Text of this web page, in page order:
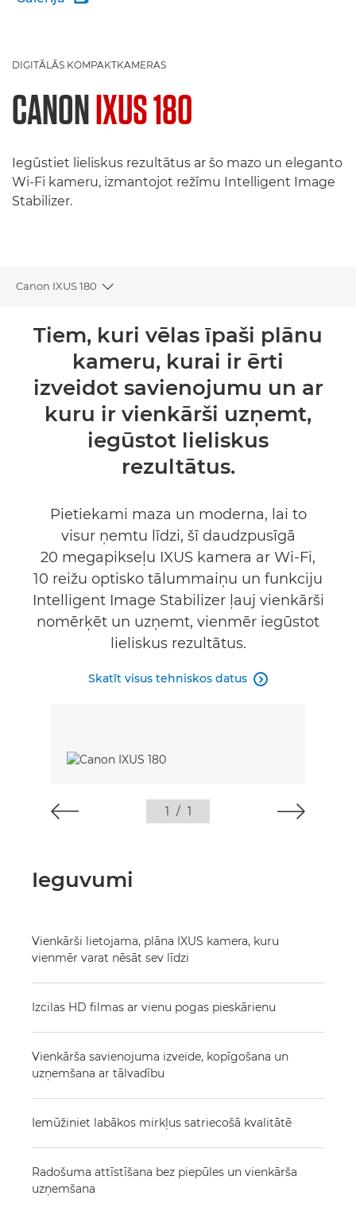
DIGITĀLĀS KOMPAKTKAMERAS
CANONIXUS 180
Iegūstiet lieliskus rezultātus ar šo mazo un eleganto
Wi-Fi kameru, izmantojot režīmu Intelligent Image
Stabilizer.
Canon IXUS 180
Toggle breadcrumbs
Pārskats
Tehniskie dati
Tiem, kuri vēlas īpaši plānu
kameru, kurai ir ērti
izveidot savienojumu un ar
kuru ir vienkārši uzņemt,
iegūstot lieliskus
rezultātus.
Pietiekami maza un moderna, lai to
visur ņemtu līdzi, šī daudzpusīgā
20 megapikseļu IXUS kamera ar Wi-Fi,
10 reižu optisko tālummaiņu un funkciju
Intelligent Image Stabilizer ļauj vienkārši
nomērķēt un uzņemt, vienmēr iegūstot
lieliskus rezultātus.
Skatīt visus tehniskos datus 
1 / 1
Ieguvumi
Vienkārši lietojama, plāna IXUS kamera, kuru
vienmēr varat nēsāt sev līdzi
Izcilas HD filmas ar vienu pogas pieskārienu
Vienkārša savienojuma izveide, kopīgošana un
uzņemšana ar tālvadību
Iemūžiniet labākos mirkļus satriecošā kvalitātē
Radošuma attīstīšana bez piepūles un vienkārša
uzņemšana